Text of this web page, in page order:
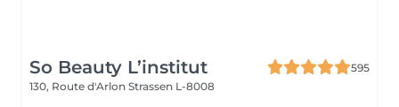
So Beauty L’institut
595
130, Route d'Arlon Strassen L-8008